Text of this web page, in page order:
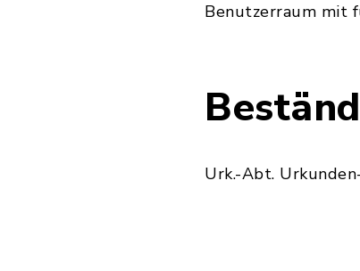
Benutzerraum mit
Urk.-Abt.